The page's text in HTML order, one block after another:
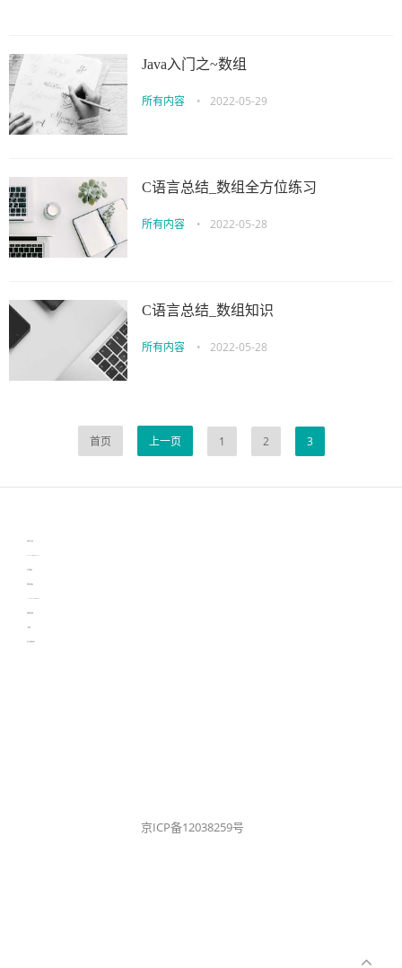
Java入门之~数组
所有内容 • 2022-05-29
C语言总结_数组全方位练习
所有内容 • 2022-05-28
C语言总结_数组知识
所有内容 • 2022-05-28
首页 上一页 1 2 3
京ICP备12038259号